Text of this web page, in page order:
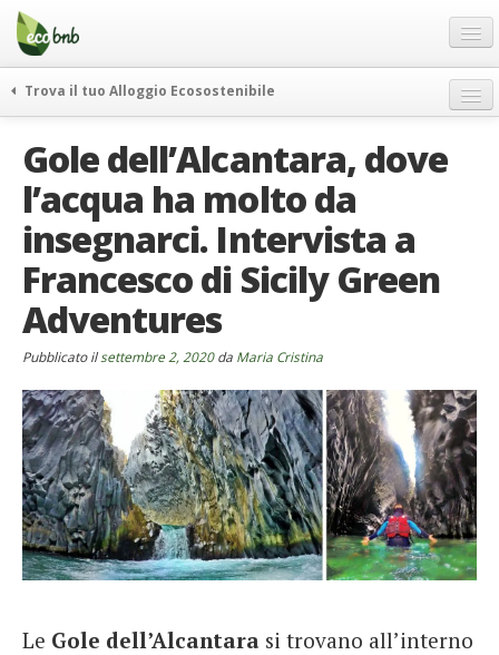
Menu
Salta
contenuto
Offerte Speciali
Regali
FAQ
Chi Siamo
Partner
Contatti
Italiano
German
English
Spanish
French
Italiano
Trova il tuo Alloggio Ecosostenibile
itinerari
curiosità
vivere e viaggiare verde
news ed eventi
ecohotel
rassegna stampa
Gole dell’Alcantara, dove
l’acqua ha molto da
insegnarci. Intervista a
Francesco di Sicily Green
Adventures
Pubblicato ilsettembre 2, 2020da Maria Cristina
Le Gole dell’Alcantara si trovano all’interno